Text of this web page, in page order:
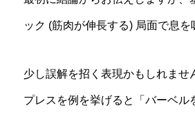
ック (筋肉が伸長する) 局面で息を
少し誤解を招く表現かもしれま
プレスを例を挙げると「バーベル